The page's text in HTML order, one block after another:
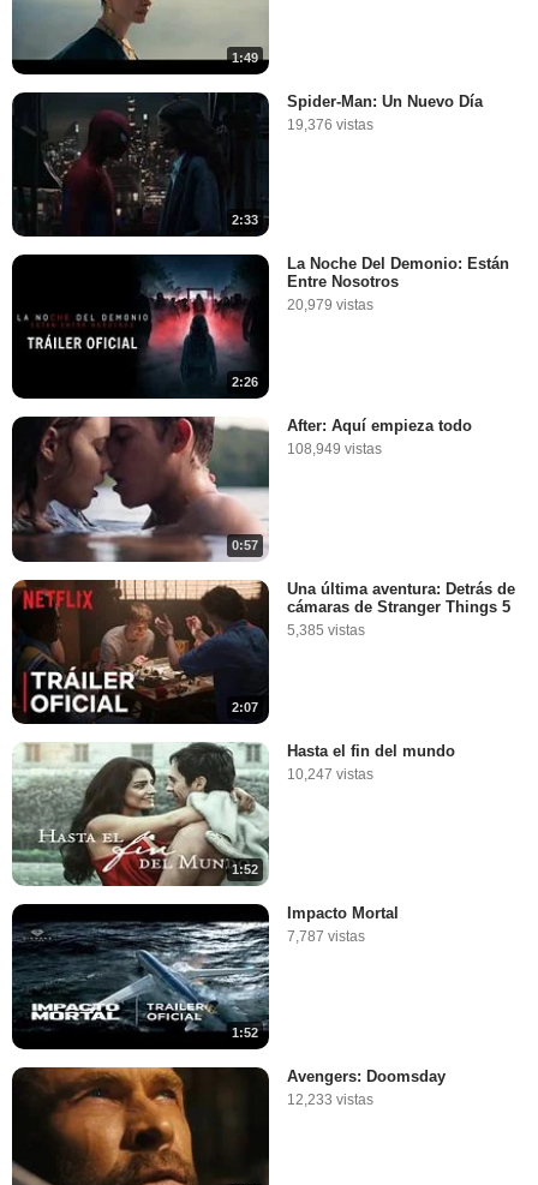
1:49
2:33
Spider-Man: Un Nuevo Día
19,376 vistas
2:26
La Noche Del Demonio: Están
Entre Nosotros
20,979 vistas
0:57
After: Aquí empieza todo
108,949 vistas
2:07
Una última aventura: Detrás de
cámaras de Stranger Things 5
5,385 vistas
1:52
Hasta el fin del mundo
10,247 vistas
1:52
Impacto Mortal
7,787 vistas
Avengers: Doomsday
12,233 vistas